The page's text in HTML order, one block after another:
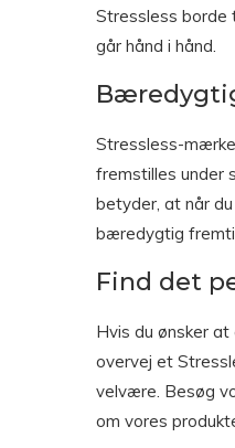
Stressless borde
går hånd i hånd.
Stressless-
fremstilles under
betyder, at når
bæredygtig
Find det
Hvis du ønsker
overvej et
velvære. Besøg
om vores